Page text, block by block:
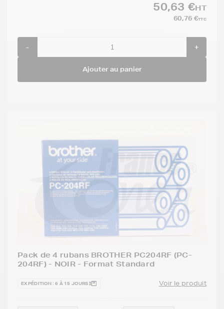
50,63 €HT
60,76 €TTC
- +
Ajouter au panier
Pack de 4 rubans BROTHER PC204RF (PC-
204RF) - NOIR - Format Standard
EXPÉDITION : 6 À 15 JOURS Voir le produit